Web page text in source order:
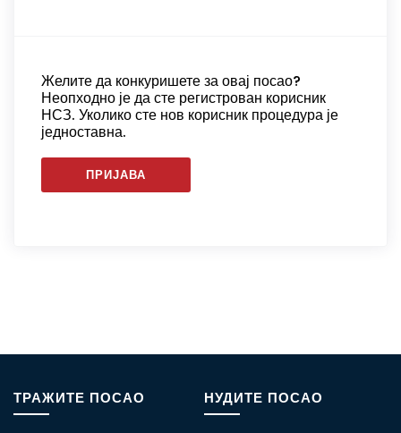
Желите да конкуришете за овај посао?
Неопходно је да сте регистрован корисник
НСЗ. Уколико сте нов корисник процедура је
једноставна.
ПРИЈАВА
ТРАЖИТЕ ПОСАО НУДИТЕ ПОСАО